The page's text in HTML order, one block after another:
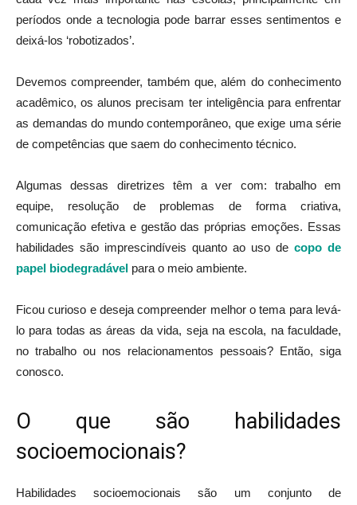
períodos onde a tecnologia pode barrar esses sentimentos e
deixá-los ‘robotizados’.
Devemos compreender, também que, além do conhecimento
acadêmico, os alunos precisam ter inteligência para enfrentar
as demandas do mundo contemporâneo, que exige uma série
de competências que saem do conhecimento técnico.
Algumas dessas diretrizes têm a ver com: trabalho em
equipe, resolução de problemas de forma criativa,
comunicação efetiva e gestão das próprias emoções. Essas
habilidades são imprescindíveis quanto ao uso de copo de
papel biodegradável para o meio ambiente.
Ficou curioso e deseja compreender melhor o tema para levá-
lo para todas as áreas da vida, seja na escola, na faculdade,
no trabalho ou nos relacionamentos pessoais? Então, siga
conosco.
O que são habilidades
socioemocionais?
Habilidades socioemocionais são um conjunto de